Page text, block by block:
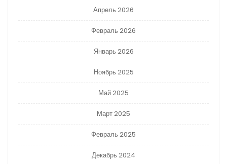
Апрель 2026
Февраль 2026
Январь 2026
Ноябрь 2025
Май 2025
Март 2025
Февраль 2025
Декабрь 2024